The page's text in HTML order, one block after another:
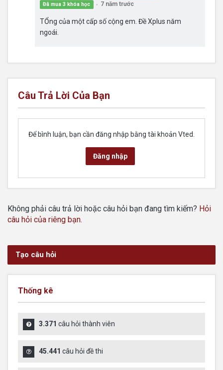
Đã mua 3 khóa học ● 7 năm trước
TỔng của một cấp số cộng em. Đề Xplus năm
ngoái.
Câu Trả Lời Của Bạn
Để bình luận, bạn cần đăng nhập bằng tài khoản Vted.
Đăng nhập
Không phải câu trả lời hoặc câu hỏi bạn đang tìm kiếm? Hỏi
câu hỏi của riêng bạn.
Tạo câu hỏi
Thống kê
3.371 câu hỏi thành viên
45.441 câu hỏi đề thi